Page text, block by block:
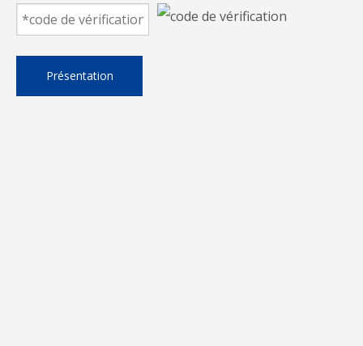
D'autres pièces de machine à
coudre
Présentation